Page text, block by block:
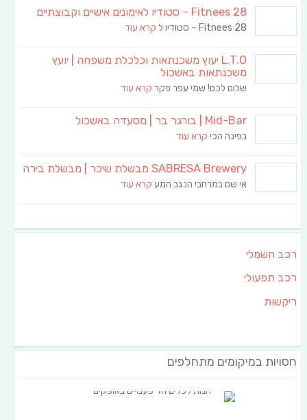
Fitnees 28 – סטודיו לאימונים אישיים וקבוצתיים
Fitnees 28 – סטודיו ל קרא עוד
L.T.O יעוץ משכנתאות וכלכלת משפחה | יועץ
משכנתאות באשכול
שלום לכם! שמי עפר פקר קרא עוד
Mid-Bar | בורגר בר | מסעדה באשכול
בפינה הכי קרא עוד
SABRESA Brewery מבשלת שיכר | מבשלת בירה
אי שם במרחבי הנגב המע קרא עוד
רכב חשמלי
רכב תפעולי
ריקשות
חסויות במיקומים מתחלפים